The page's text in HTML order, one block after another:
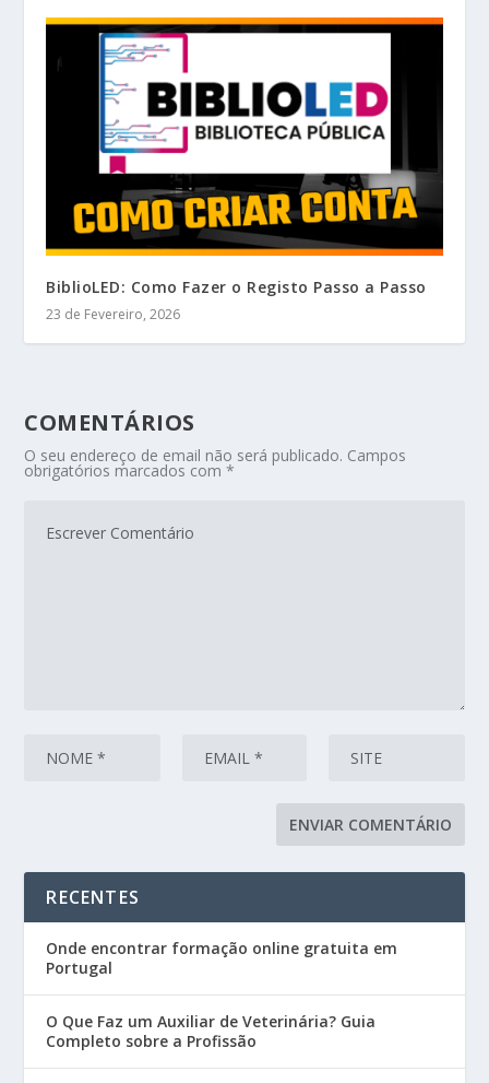
BiblioLED: Como Fazer o Registo Passo a Passo
23 de Fevereiro, 2026
COMENTÁRIOS
O seu endereço de email não será publicado. Campos
obrigatórios marcados com*
RECENTES
Onde encontrar formação online gratuita em
Portugal
O Que Faz um Auxiliar de Veterinária? Guia
Completo sobre a Profissão